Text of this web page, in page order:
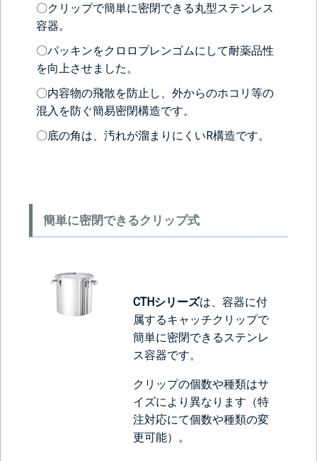
背面側に部品をつける
なし
目盛りをつける
(+10560円)
＞＞詳しくはこちらから
〇クリップで簡単に密閉できる丸型ステンレス
容器。
〇パッキンをクロロプレンゴムにして耐薬品性
を向上させました。
〇内容物の飛散を防止し、外からのホコリ等の
混入を防ぐ簡易密閉構造です。
〇底の角は、汚れが溜まりにくいR構造です。
簡単に密閉できるクリップ式
CTHシリーズは、容器に付
属するキャッチクリップで
簡単に密閉できるステンレ
ス容器です。
クリップの個数や種類はサ
イズにより異なります（特
注対応にて個数や種類の変
更可能）。